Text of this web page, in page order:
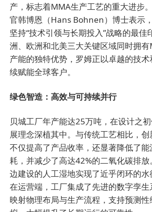
产，标志着MMA生产工艺的重大进步
官韩博恩（Hans Bohnen）博士表示
坚持“技术引领与长期投入”战略的最佳
洲、欧洲和北美三大关键区域同时拥
产能的独特优势，罗姆正以卓越的技
续赋能全球客户。
绿色智造：高效与可持续并行
贝城工厂年产能达25万吨，在设计之
展理念深植其中。与传统工艺相比，
不仅提高了产品收率，还显著降低了
耗，并减少了高达42%的二氧化碳排
边建设的人工湿地实现了近乎闭环的水
在运营端，工厂集成了先进的数字孪
映射物理布局与生产流程，支持预测